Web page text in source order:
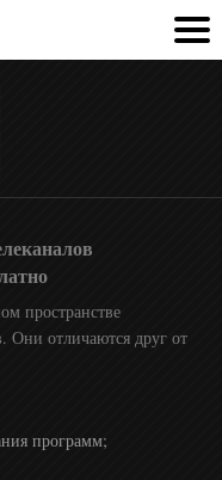
пространстве
Они отличаются друг от
программ;